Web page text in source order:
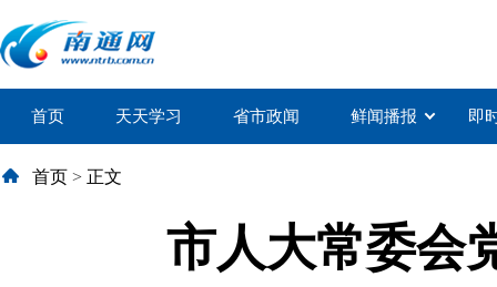
首页 天天学习 省市政闻 鲜闻播报 即
首页 > 正文
市人大常委会